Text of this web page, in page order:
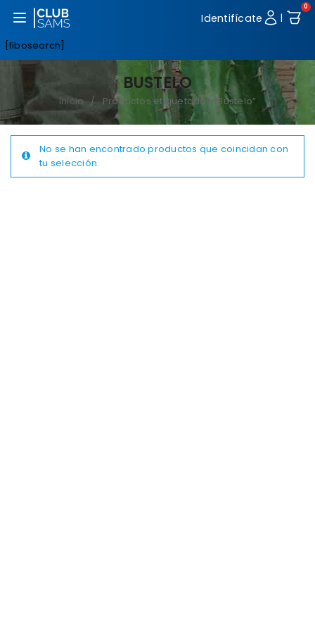
Abrir menú Identifícate |
0
[fibosearch]
BUSTELO
Inicio / Productos etiquetados “Bustelo”
No se han encontrado productos que coincidan con
tu selección.